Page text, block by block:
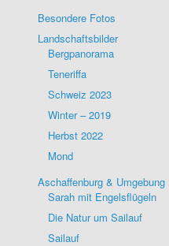
Besondere Fotos
Landschaftsbilder
Bergpanorama
Teneriffa
Schweiz 2023
Winter – 2019
Herbst 2022
Mond
Aschaffenburg & Umgebung
Sarah mit Engelsflügeln
Die Natur um Sailauf
Sailauf